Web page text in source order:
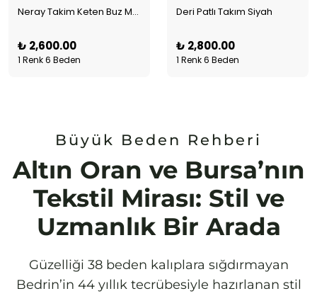
Neray Takim Keten Buz Mavisi
₺ 2,600.00
1 Renk 6 Beden
Deri Patlı Takım Siyah
₺ 2,800.00
1 Renk 6 Beden
Büyük Beden Rehberi
Altın Oran ve Bursa’nın
Tekstil Mirası: Stil ve
Uzmanlık Bir Arada
Güzelliği 38 beden kalıplara sığdırmayan
Bedrin’in 44 yıllık tecrübesiyle hazırlanan stil